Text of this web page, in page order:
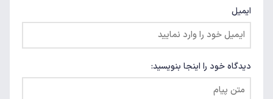
ایمیل
دیدگاه خود را اینجا بنویسید: